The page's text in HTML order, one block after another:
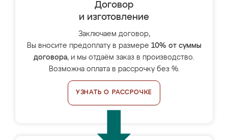
Договор
и изготовление
Заключаем договор,
Вы вносите предоплату в размере 10% от суммы
договора, и мы отдаём заказ в производство.
Возможна оплата в рассрочку без %.
УЗНАТЬ О РАССРОЧКЕ